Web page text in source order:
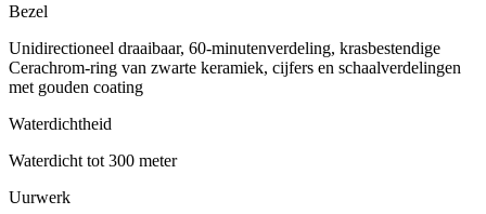
Bezel
Unidirectioneel draaibaar, 60-minutenverdeling, krasbestendige
Cerachrom-ring van zwarte keramiek, cijfers en schaalverdelingen
met gouden coating
Waterdichtheid
Waterdicht tot 300 meter
Uurwerk